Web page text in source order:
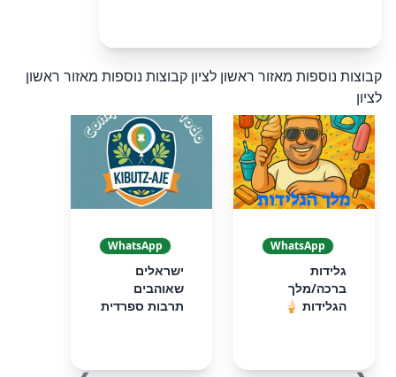
קבוצות נוספות מאזור ראשון לציון קבוצות נוספות מאזור ראשון
לציון
WhatsApp
גלידות
ברכה/מלך
הגלידות 🍦
WhatsApp
ישראלים
שאוהבים
תרבות ספרדית